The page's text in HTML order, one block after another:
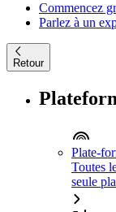
Commencez
Parlez à un
Retour
Plate-
Toutes
seule